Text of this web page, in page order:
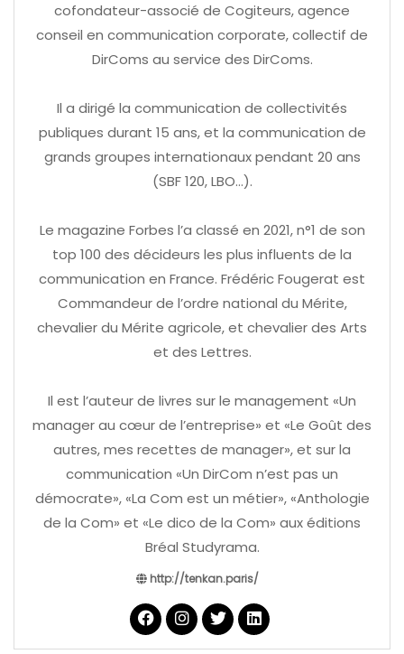
cofondateur-associé de Cogiteurs, agence
conseil en communication corporate, collectif de
DirComs au service des DirComs.
Il a dirigé la communication de collectivités
publiques durant 15 ans, et la communication de
grands groupes internationaux pendant 20 ans
(SBF 120, LBO…).
Le magazine Forbes l’a classé en 2021, n°1 de son
top 100 des décideurs les plus influents de la
communication en France. Frédéric Fougerat est
Commandeur de l’ordre national du Mérite,
chevalier du Mérite agricole, et chevalier des Arts
et des Lettres.
Il est l’auteur de livres sur le management «Un
manager au cœur de l’entreprise» et «Le Goût des
autres, mes recettes de manager», et sur la
communication «Un DirCom n’est pas un
démocrate», «La Com est un métier», «Anthologie
de la Com» et «Le dico de la Com» aux éditions
Bréal Studyrama.
http://tenkan.paris/